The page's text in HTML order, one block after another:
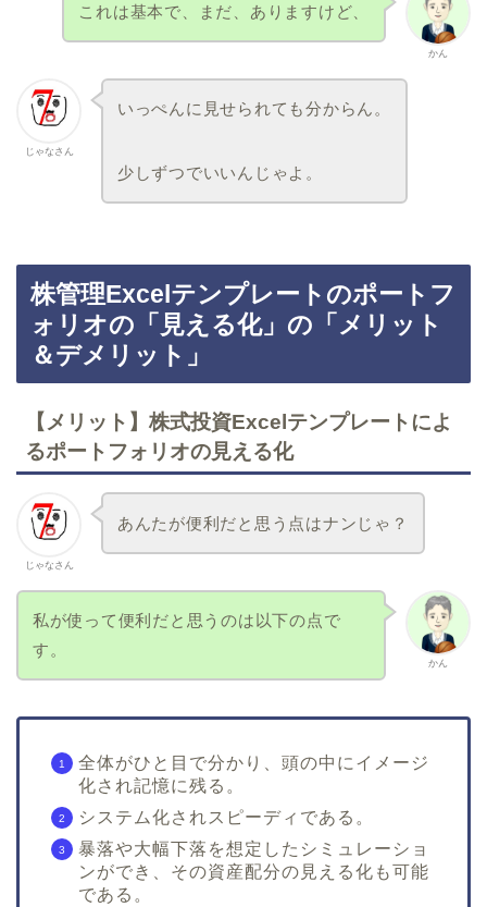
かん
これは基本で、まだ、ありますけど、
じゃなさん
いっぺんに見せられても分からん。
少しずつでいいんじゃよ。
株管理Excelテンプレートのポートフ
ォリオの「見える化」の「メリット
＆デメリット」
【メリット】株式投資Excelテンプレートによ
るポートフォリオの見える化
じゃなさん
あんたが便利だと思う点はナンじゃ？
かん
私が使って便利だと思うのは以下の点で
す。
全体がひと目で分かり、頭の中にイメージ
化され記憶に残る。
システム化されスピーディである。
暴落や大幅下落を想定したシミュレーショ
ンができ、その資産配分の見える化も可能
である。